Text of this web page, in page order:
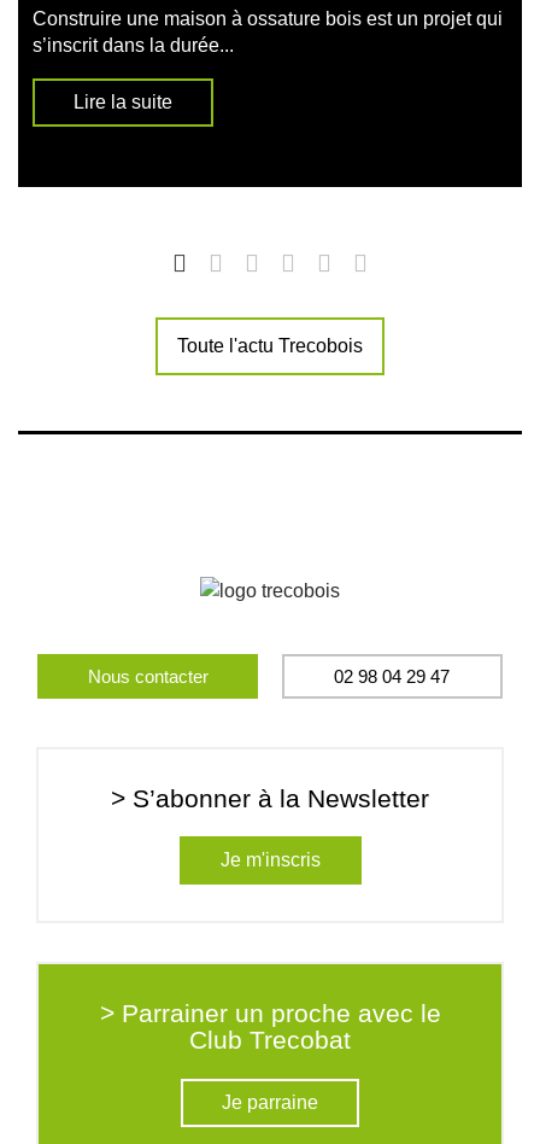
Construire une maison à ossature bois est un projet qui
s’inscrit dans la durée...
Lire la suite
Toute l'actu Trecobois
Nous contacter 02 98 04 29 47
> S’abonner à la Newsletter
Je m'inscris
> Parrainer un proche avec le
Club Trecobat
Je parraine